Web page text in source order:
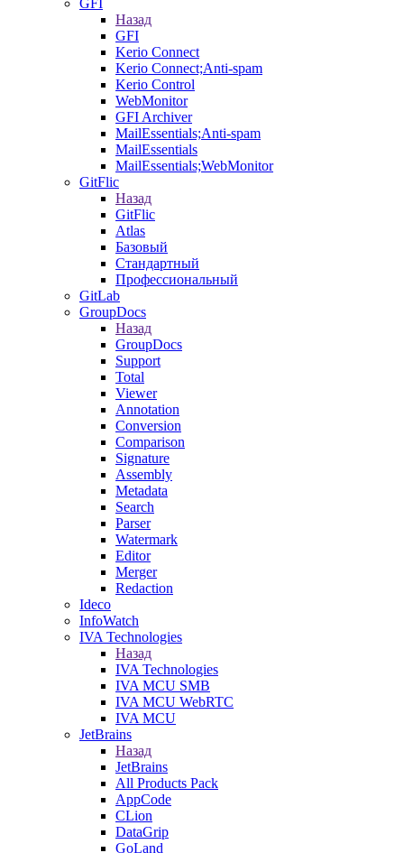
GFI
Назад
GFI
Kerio Connect
Kerio Connect;Anti-spam
Kerio Control
WebMonitor
GFI Archiver
MailEssentials;Anti-spam
MailEssentials
MailEssentials;WebMonitor
GitFlic
Назад
GitFlic
Atlas
Базовый
Стандартный
Профессиональный
GitLab
GroupDocs
Назад
GroupDocs
Support
Total
Viewer
Annotation
Conversion
Comparison
Signature
Assembly
Metadata
Search
Parser
Watermark
Editor
Merger
Redaction
Ideco
InfoWatch
IVA Technologies
Назад
IVA Technologies
IVA MCU SMB
IVA MCU WebRTC
IVA MCU
JetBrains
Назад
JetBrains
All Products Pack
AppCode
CLion
DataGrip
GoLand